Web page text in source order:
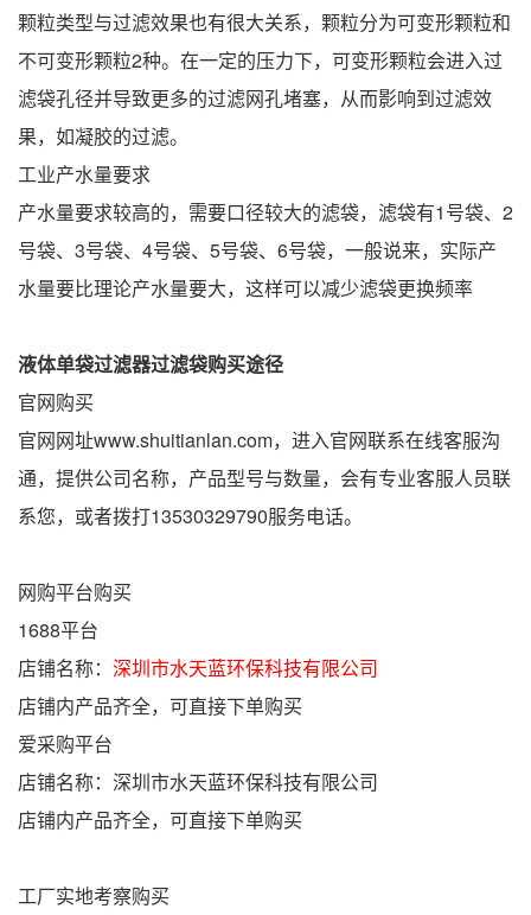
颗粒类型与过滤效果也有很大关系，颗粒分为可变形颗粒和
不可变形颗粒2种。在一定的压力下，可变形颗粒会进入过
滤袋孔径并导致更多的过滤网孔堵塞，从而影响到过滤效
果，如凝胶的过滤。
工业产水量要求
产水量要求较高的，需要口径较大的滤袋，滤袋有1号袋、2
号袋、3号袋、4号袋、5号袋、6号袋，一般说来，实际产
水量要比理论产水量要大，这样可以减少滤袋更换频率
液体单袋过滤器过滤袋购买途径
官网购买
官网网址www.shuitianlan.com，进入官网联系在线客服沟
通，提供公司名称，产品型号与数量，会有专业客服人员联
系您，或者拨打13530329790服务电话。
网购平台购买
1688平台
店铺名称： 深圳市水天蓝环保科技有限公司
店铺内产品齐全，可直接下单购买
爱采购平台
店铺名称：深圳市水天蓝环保科技有限公司
店铺内产品齐全，可直接下单购买
工厂实地考察购买